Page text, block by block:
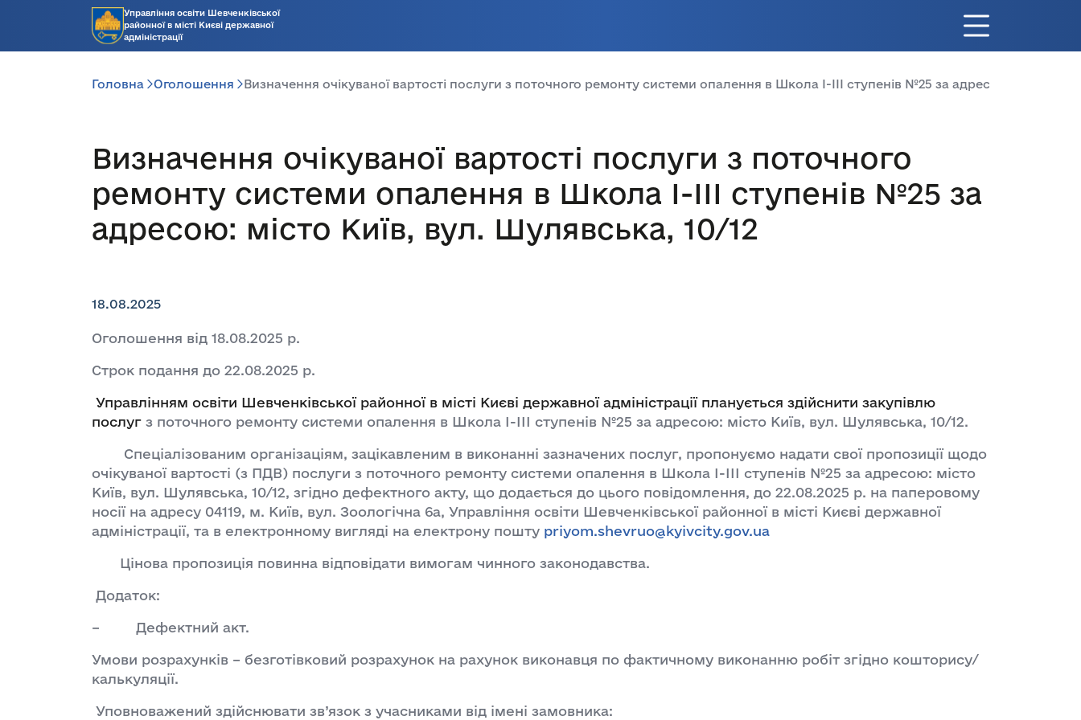
Управління освіти Шевченківської
районної в місті Києві державної
адміністрації
Головна Оголошення Визначення очікуваної вартості послуги з поточного ремонту системи опалення в Школа І-ІІІ ступенів №25 за адресою: місто
Визначення очікуваної вартості послуги з поточного
ремонту системи опалення в Школа І-ІІІ ступенів №25 за
адресою: місто Київ, вул. Шулявська, 10/12
18.08.2025
Оголошення від 18.08.2025 р.
Строк подання до 22.08.2025 р.
Управлінням освіти Шевченківської районної в місті Києві державної адміністрації планується здійснити закупівлю
послуг з поточного ремонту системи опалення в Школа І-ІІІ ступенів №25 за адресою: місто Київ, вул. Шулявська, 10/12.
Спеціалізованим організаціям, зацікавленим в виконанні зазначених послуг, пропонуємо надати свої пропозиції щодо
очікуваної вартості (з ПДВ) послуги з поточного ремонту системи опалення в Школа І-ІІІ ступенів №25 за адресою: місто
Київ, вул. Шулявська, 10/12, згідно дефектного акту, що додається до цього повідомлення, до 22.08.2025 р. на паперовому
носії на адресу 04119, м. Київ, вул. Зоологічна 6а, Управління освіти Шевченківської районної в місті Києві державної
адміністрації, та в електронному вигляді на електрону пошту priyom.shevruo@kyivcity.gov.ua
Цінова пропозиція повинна відповідати вимогам чинного законодавства.
Додаток:
– Дефектний акт.
Умови розрахунків – безготівковий розрахунок на рахунок виконавця по фактичному виконанню робіт згідно кошторису/
калькуляції.
Уповноважений здійснювати зв’язок з учасниками від імені замовника: